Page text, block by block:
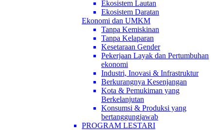
Ekosistem Lautan
Ekosistem Daratan
Ekonomi dan UMKM
Tanpa Kemiskinan
Tanpa Kelaparan
Kesetaraan Gender
Pekerjaan Layak dan Pertumbuhan
ekonomi
Industri, Inovasi & Infrastruktur
Berkurangnya Kesenjangan
Kota & Pemukiman yang
Berkelanjutan
Konsumsi & Produksi yang
bertanggungjawab
PROGRAM LESTARI